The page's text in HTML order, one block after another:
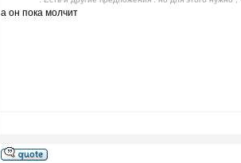
а он пока молчит